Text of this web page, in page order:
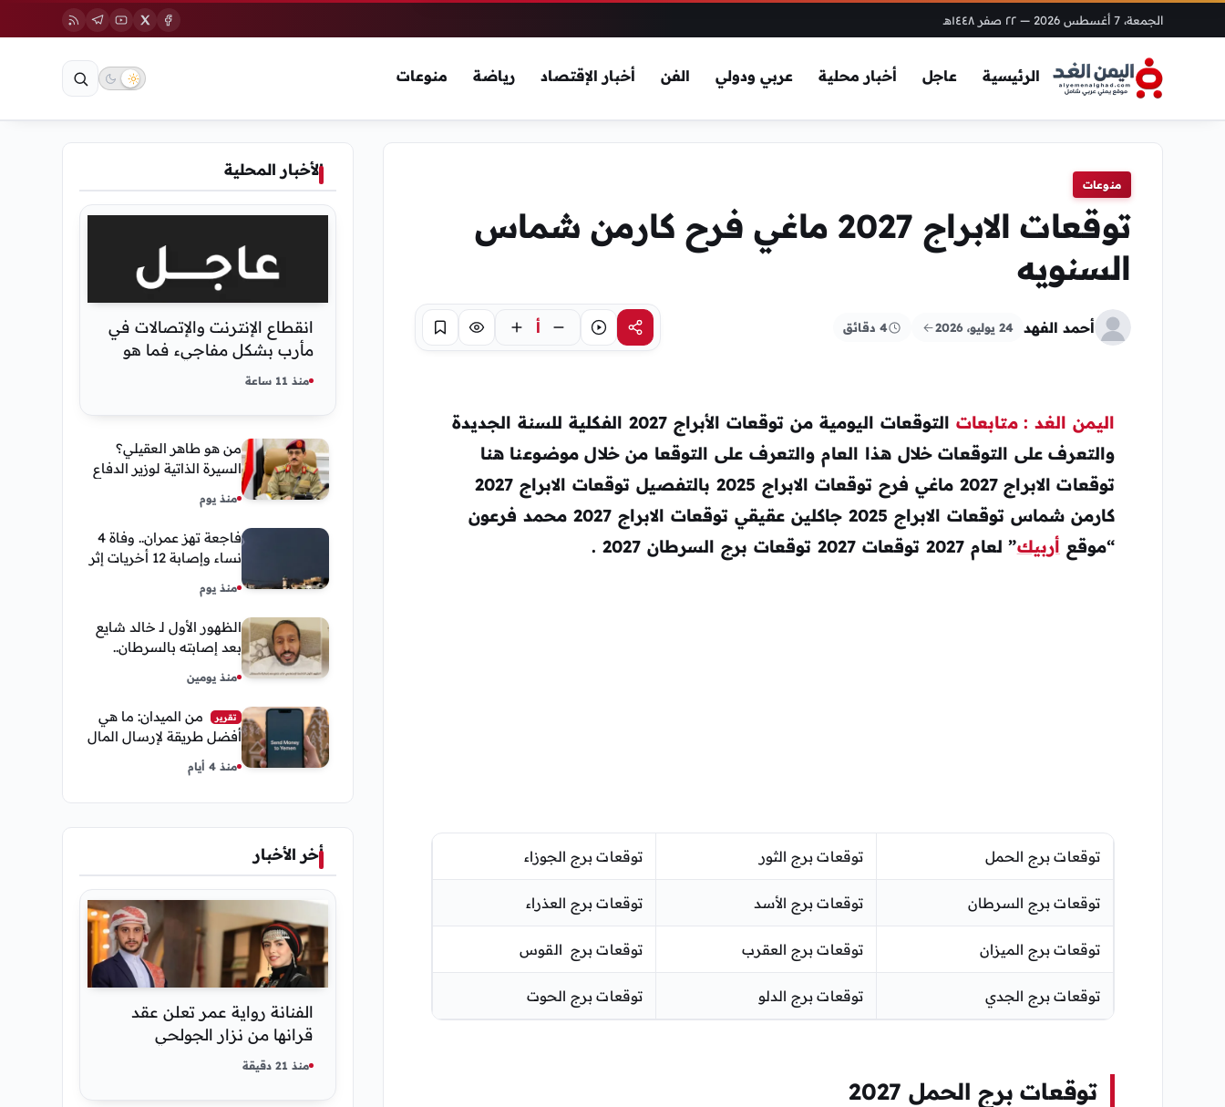
الجمعة، 7 أغسطس 2026 — ٢٢ صفر ١٤٤٨هـ
الرئيسية عاجل أخبار محلية عربي ودولي الفن أخبار الإقتصاد رياضة منوعات
منوعات
توقعات الابراج 2027 ماغي فرح كارمن شماس
السنويه
أحمد الفهد 24 يوليو، 2026 4 دقائق مشاركةاستماع أ تركيز حفظ
اليمن الغد : متابعات
التوقعات اليومية من توقعات الأبراج 2027 الفكلية للسنة الجديدة
والتعرف على التوقعات خلال هذا العام والتعرف على التوقعا من خلال موضوعنا هنا
توقعات الابراج 2027 ماغي فرح توقعات الابراج 2025 بالتفصيل توقعات الابراج 2027
كارمن شماس توقعات الابراج 2025 جاكلين عقيقي توقعات الابراج 2027 محمد فرعون
“موقع أربيك” لعام 2027 توقعات 2027 توقعات برج السرطان 2027 .
توقعات برج الحمل توقعات برج الثور توقعات برج الجوزاء
توقعات برج السرطان توقعات برج الأسد توقعات برج العذراء
توقعات برج الميزان توقعات برج العقرب توقعات برج القوس
توقعات برج الجدي توقعات برج الدلو توقعات برج الحوت
توقعات برج الحمل 2027
الأخبار المحلية
انقطاع الإنترنت والإتصالات في
مأرب بشكل مفاجيء فما هو
سبب ذلك
منذ 11 ساعة
من هو طاهر العقيلي؟
السيرة الذاتية لوزير الدفاع
مناصبه
منذ يوم
فاجعة تهز عمران.. وفاة 4
نساء وإصابة 12 أخريات إثر
اجتماعية
منذ يوم
الظهور الأول لـ خالد شايع
بعد إصابته بالسرطان..
رحلة العلاج
منذ يومين
تقرير
من الميدان: ما هي
أفضل طريقة لإرسال المال
إلى اليمن من السعودية
وأمريكا
منذ 4 أيام
أخر الأخبار
الفنانة رواية عمر تعلن عقد
قرانها من نزار الجولحي
منذ 21 دقيقة